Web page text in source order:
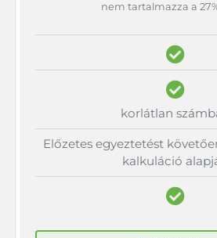
nem tartalmazza a
korlátlan
Előzetes egyeztetést
kalkuláció